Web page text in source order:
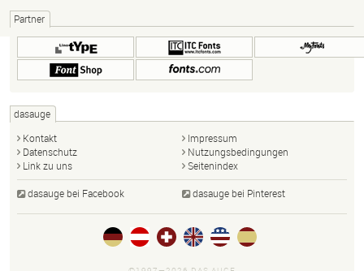
Partner
dasauge
Kontakt
Impressum
Datenschutz
Nutzungsbedingungen
Link zu uns
Seitenindex
dasauge bei Facebook dasauge bei Pinterest